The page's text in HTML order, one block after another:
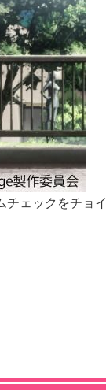
チェックをチョイ